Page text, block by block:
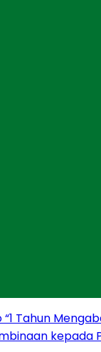
Tahun
kepada